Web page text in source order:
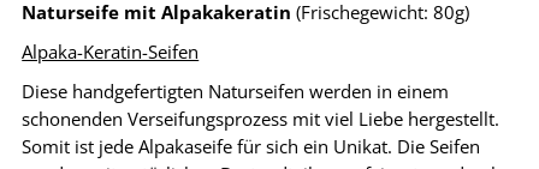
Naturseife mit Alpakakeratin(Frischegewicht: 80g)
Alpaka-Keratin-Seifen
Diese handgefertigten Naturseifen werden in einem
schonenden Verseifungsprozess mit viel Liebe hergestellt.
Somit ist jede Alpakaseife für sich ein Unikat. Die Seifen